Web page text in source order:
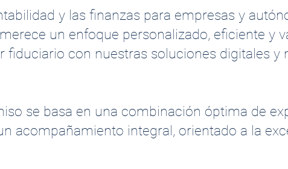
y las finanzas para empresas y
un enfoque personalizado, eficiente y
con nuestras soluciones digitales y
se basa en una combinación óptima de
acompañamiento integral, orientado a la